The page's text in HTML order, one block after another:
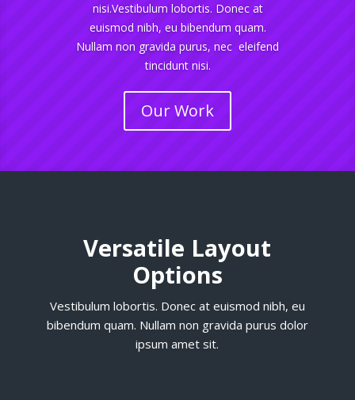
nisi.Vestibulum lobortis. Donec at
euismod nibh, eu bibendum quam.
Nullam non gravida purus, nec eleifend
tincidunt nisi.
Our Work
Versatile Layout
Options
Vestibulum lobortis. Donec at euismod nibh, eu
bibendum quam. Nullam non gravida purus dolor
ipsum amet sit.